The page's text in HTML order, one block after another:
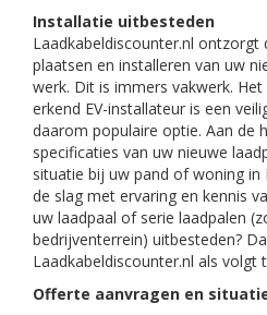
Installatie uitbesteden
Laadkabeldiscounter.nl ontzorgt
plaatsen en installeren van uw
werk. Dit is immers vakwerk.
erkend EV-installateur is een
daarom populaire optie. Aan de
specificaties van uw nieuwe
situatie bij uw pand of woning
de slag met ervaring en kennis
uw laadpaal of serie laadpalen
bedrijventerrein) uitbesteden?
Laadkabeldiscounter.nl als volgt
Offerte aanvragen en